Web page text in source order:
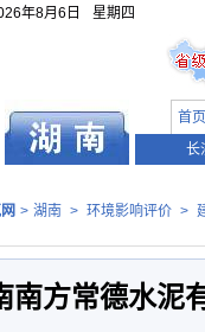
年8月6日 星期四
首页
长
> 湖南 > 环境影响评价 >
南方常德水泥